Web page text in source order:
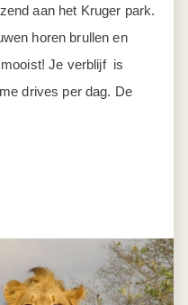
aan het Kruger park.
horen brullen en
Je verblijf is
drives per dag. De